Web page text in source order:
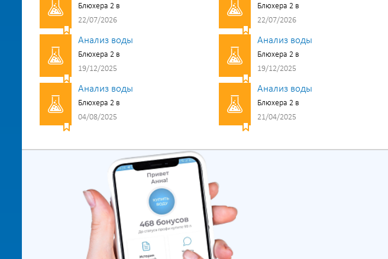
Блюхера 2 в
22/07/2026
Блюхера 2 в
22/07/2026
Анализ воды
Блюхера 2 в
19/12/2025
Анализ воды
Блюхера 2 в
19/12/2025
Анализ воды
Блюхера 2 в
04/08/2025
Анализ воды
Блюхера 2 в
21/04/2025